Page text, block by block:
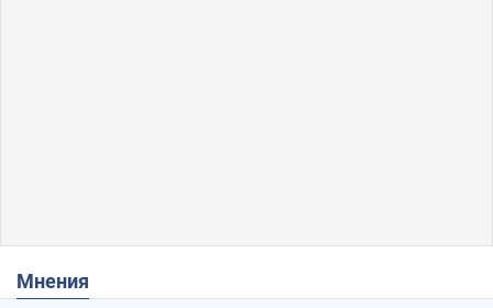
Мнения